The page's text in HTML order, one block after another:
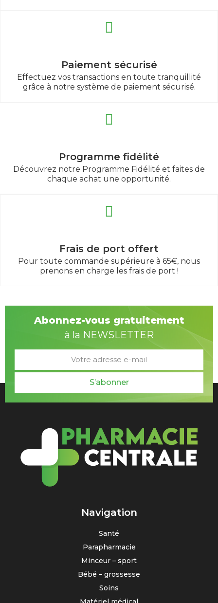
Paiement sécurisé
Effectuez vos transactions en toute tranquillité
grâce à notre système de paiement sécurisé.
Programme fidélité
Découvrez notre Programme Fidélité et faites de
chaque achat une opportunité.
Frais de port offert
Pour toute commande supérieure à 65€, nous
prenons en charge les frais de port !
Abonnez-vous gratuitement
à la NEWSLETTER
S’abonner
Navigation
Santé
Parapharmacie
Minceur – sport
Bébé – grossesse
Soins